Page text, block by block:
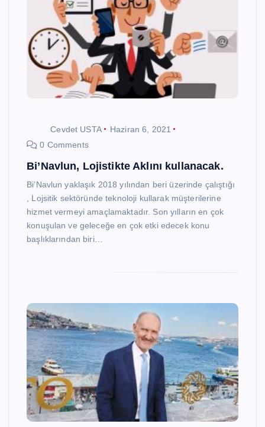
Cevdet USTA
Haziran 6, 2021
0 Comments
Bi’Navlun, Lojistikte Aklını kullanacak.
Bi’Navlun yaklaşık 2018 yılından beri üzerinde çalıştığı
, Lojsitik sektöründe teknoloji kullarak müşterilerine
hizmet vermeyi amaçlamaktadır. Son yılların en çok
konuşulan ve geleceğe en çok etki edecek konu
başlıklarından biri…